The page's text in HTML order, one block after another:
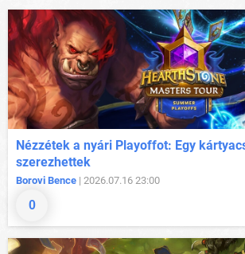
0
Nézzétek a nyári Playoffot: Egy
szerezhettek
Borovi Bence | 2026.07.16 23:00